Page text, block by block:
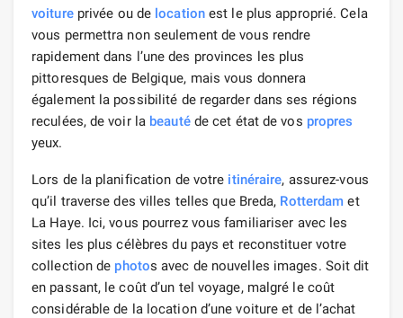
voitureprivée ou de locationest le plus approprié. Cela
vous permettra non seulement de vous rendre
rapidement dans l’une des provinces les plus
pittoresques de Belgique, mais vous donnera
également la possibilité de regarder dans ses régions
reculées, de voir la beautéde cet état de vos propres
yeux.
Lors de la planification de votre itinéraire, assurez-vous
qu’il traverse des villes telles que Breda, Rotterdam et
La Haye. Ici, vous pourrez vous familiariser avec les
sites les plus célèbres du pays et reconstituer votre
collection de photos avec de nouvelles images. Soit dit
en passant, le coût d’un tel voyage, malgré le coût
considérable de la location d’une voiture et de l’achat